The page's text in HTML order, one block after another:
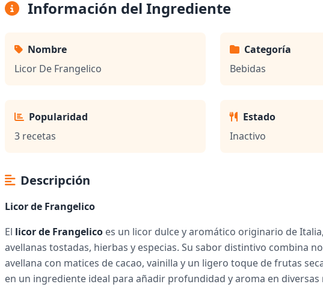
Información del Ingrediente
Nombre
Licor De Frangelico
Categoría
Bebidas
Popularidad
3 recetas
Estado
Inactivo
Descripción
Licor de Frangelico
El licor de Frangelicoes un licor dulce y aromático originario de
avellanas tostadas, hierbas y especias. Su sabor distintivo combina
avellana con matices de cacao, vainilla y un ligero toque de frutas
en un ingrediente ideal para añadir profundidad y aroma en diversas